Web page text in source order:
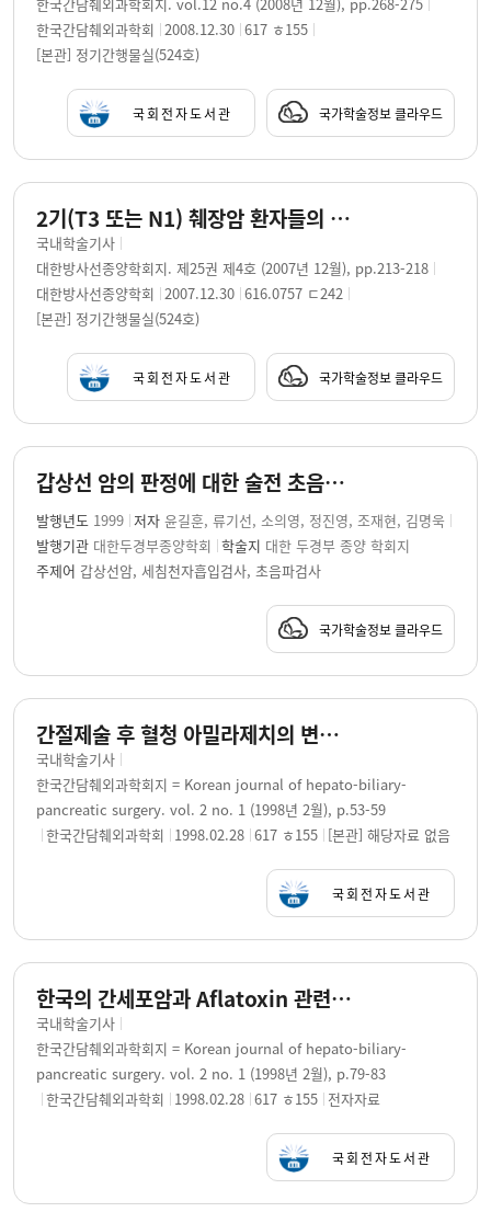
한국간담췌외과학회 2008.12.30 617 ㅎ155
[본관] 정기간행물실(524호)
국회전자도서관 국가학술정보 클라우드
2기(T3 또는 N1) 췌장암 환자들의 수술 후 방사선치료의 성적 및 고찰 / 김상원 ; 전미선 ; 김명욱 ; 김욱환 ; 강석윤 ; 강승희 ; 오영택 ; 이선영 ; 양주노
국내학술기사
대한방사선종양학회지. 제25권 제4호 (2007년 12월), pp.213-218
대한방사선종양학회 2007.12.30 616.0757 ㄷ242
[본관] 정기간행물실(524호)
국회전자도서관 국가학술정보 클라우드
갑상선 암의 판정에 대한 술전 초음파의 의의
발행년도 1999 저자 윤길훈, 류기선, 소의영, 정진영, 조재현, 김명욱
발행기관 대한두경부종양학회 학술지 대한 두경부 종양 학회지
주제어 갑상선암, 세침천자흡입검사, 초음파검사
국가학술정보 클라우드
간절제술 후 혈청 아밀라제치의 변화 = Changes in Serum Amylase Level following Hepatic Resection / 손우영, 홍성우, 왕희정, 김명욱
국내학술기사
한국간담췌외과학회지 = Korean journal of hepato-biliary-
pancreatic surgery. vol. 2 no. 1 (1998년 2월), p.53-59
한국간담췌외과학회 1998.02.28 617 ㅎ155 [본관] 해당자료 없음
국회전자도서관
한국의 간세포암과 Aflatoxin 관련 p53 condon249 점돌연변이와의 관계 = Aflatoxin Related p53 Codon 249 Point Mutation in Korean Hepatocellular Carcinoma / 왕희정, 홍성우, 박영석, 김욱환, 김명욱
국내학술기사
한국간담췌외과학회지 = Korean journal of hepato-biliary-
pancreatic surgery. vol. 2 no. 1 (1998년 2월), p.79-83
한국간담췌외과학회 1998.02.28 617 ㅎ155 전자자료
국회전자도서관